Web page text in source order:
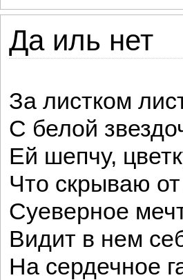
Да иль нет
За листком
С белой
Ей шепчу,
Что скрываю
Суеверное
Видит в нем
На сердечное